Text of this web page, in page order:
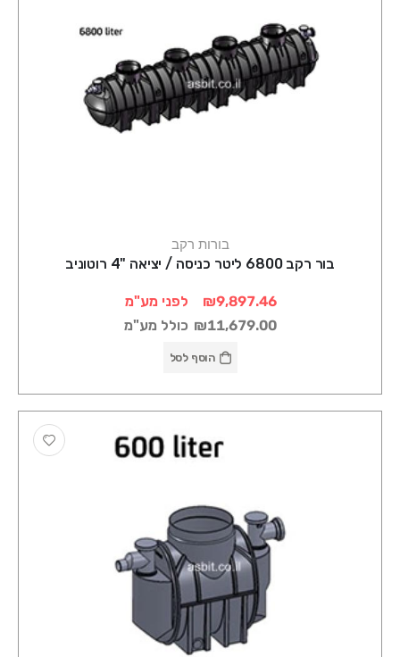
בורות רקב
בור רקב 6800 ליטר כניסה / יציאה "4 רוטוניב
₪9,897.46
לפני מע"מ
₪11,679.00 כולל מע"מ
הוסף לסל